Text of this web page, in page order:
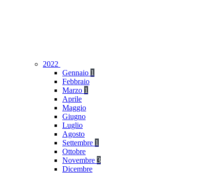
2022
Gennaio 1
Febbraio
Marzo 1
Aprile
Maggio
Giugno
Luglio
Agosto
Settembre 1
Ottobre
Novembre 3
Dicembre